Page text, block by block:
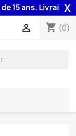
ans. LivraisonX
shopping_cart (0)
